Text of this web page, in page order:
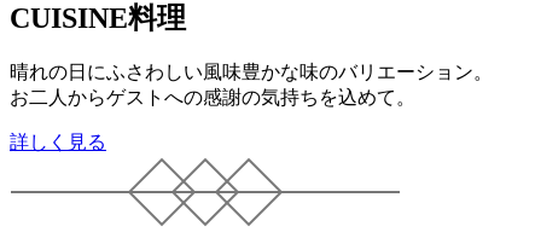
CUISINE料理
晴れの日にふさわしい風味豊かな味のバリエーション。
お二人からゲストへの感謝の気持ちを込めて。
詳しく見る